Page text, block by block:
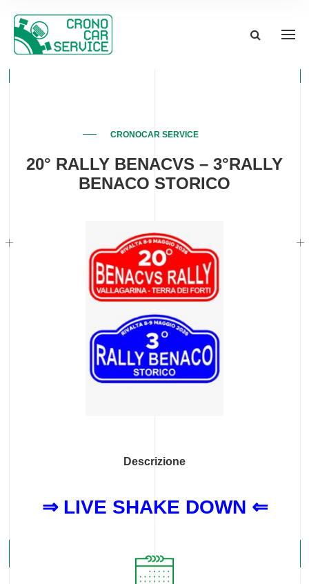
CRONOCAR SERVICE
20° RALLY BENACVS – 3°RALLY
BENACO STORICO
Descrizione
⇒ LIVE SHAKE DOWN ⇐